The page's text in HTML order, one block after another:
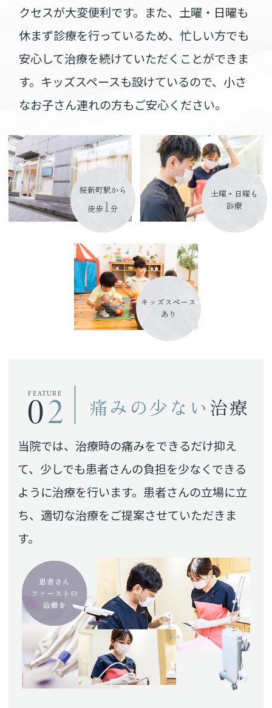
クセスが大変便利です。 また、土曜・日曜も
休まず診療を行っているため、 忙しい方でも
安心して治療を続けていただくことができま
す。 キッズスペースも設けているので、 小さ
なお子さん連れの方もご安心ください。
桜新町駅から
徒歩1分
土曜・日曜も
診療
キッズスペース
あり
FEATURE
02 痛みの少ない 治療
当院では、治療時の痛みをできるだけ抑え
て、少しでも患者さんの負担を少なくできる
ように治療を行います。患者さんの立場に立
ち、適切な治療をご提案させていただきま
す。